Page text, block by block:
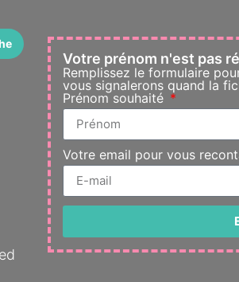
Votre prénom n'est pas
Remplissez le formulaire
vous signalerons quand la
Prénom souhaité
Votre email pour vous